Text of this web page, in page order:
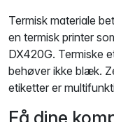
Termisk materiale
en termisk printer
DX420G. Termiske
behøver ikke blæk.
etiketter er
Få dine